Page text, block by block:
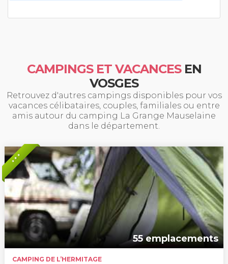
CAMPINGS ET VACANCESEN
VOSGES
Retrouvez d'autres campings disponibles pour vos
vacances célibataires, couples, familiales ou entre
amis autour du camping La Grange Mauselaine
dans le département.
* * *
55 emplacements
CAMPING DE L’HERMITAGE